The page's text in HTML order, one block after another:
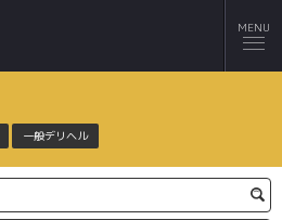
MENU
一般デリヘル